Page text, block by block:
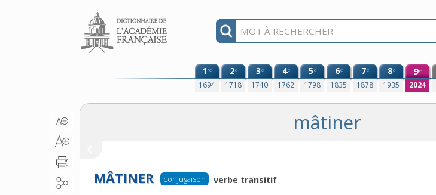
Aller au contenu
1re
1694
2e
1718
3e
1740
4e
1762
5e
1798
6e
1835
7e
1878
8e
1935
9e
2024
mâtiner
MÂTINER conjugaison verbe transitif